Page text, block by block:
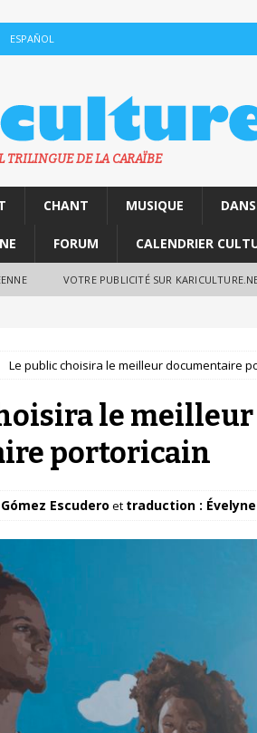
ESPAÑOL
TRILINGUE DE LA CARAÏBE
CHANT MUSIQUE
FORUM CALENDRIER
VOTRE PUBLICITÉ SUR
Le public choisira le meilleur documentaire
le meilleur
portoricain
Escudero et traduction :